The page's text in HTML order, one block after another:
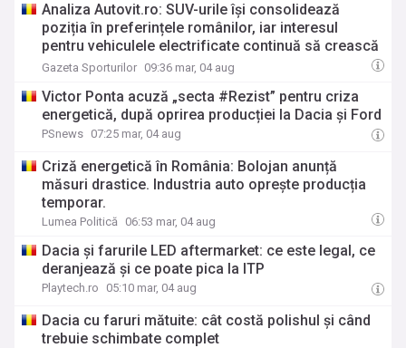
Analiza Autovit.ro: SUV-urile își consolidează
poziția în preferințele românilor, iar interesul
pentru vehiculele electrificate continuă să crească
în primul semestru din 2026
Gazeta Sporturilor 09:36 mar, 04 aug
Victor Ponta acuză „secta #Rezist” pentru criza
energetică, după oprirea producției la Dacia și Ford
PSnews 07:25 mar, 04 aug
Criză energetică în România: Bolojan anunță
măsuri drastice. Industria auto oprește producția
temporar.
Lumea Politică 06:53 mar, 04 aug
Dacia și farurile LED aftermarket: ce este legal, ce
deranjează și ce poate pica la ITP
Playtech.ro 05:10 mar, 04 aug
Dacia cu faruri mătuite: cât costă polishul și când
trebuie schimbate complet